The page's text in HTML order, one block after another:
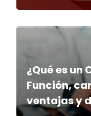
¿Qué es un
Función,
ventajas y